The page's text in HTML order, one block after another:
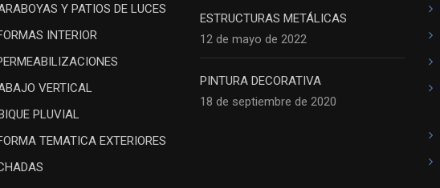
Y PATIOS DE LUCES
INTERIOR
VERTICAL
PLUVIAL
TEMATICA EXTERIORES
ESTRUCTURAS METÁLICAS
12 de mayo de 2022
PINTURA DECORATIVA
18 de septiembre de 2020